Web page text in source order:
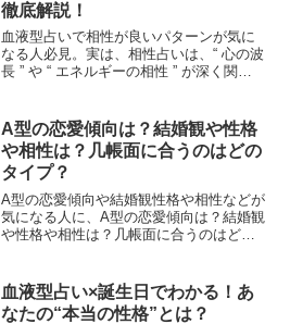
徹底解説！
血液型占いで相性が良いパターンが気に
なる人必見。実は、相性占いは、“ 心の波
長 ” や “ エネルギーの相性 ” が深く関わ
占いで相性の本当に良いパターンをみつ
けてください！
A型の恋愛傾向は？結婚観や性格
や相性は？几帳面に合うのはどの
タイプ？
A型の恋愛傾向や結婚観性格や相性などが
気になる人に、A型の恋愛傾向は？結婚観
や性格や相性は？几帳面に合うのはどの
が多く含まれています。ぜひA型のアレコ
レを見ていってくださいね！
血液型占い×誕生日でわかる！あ
なたの“本当の性格”とは？